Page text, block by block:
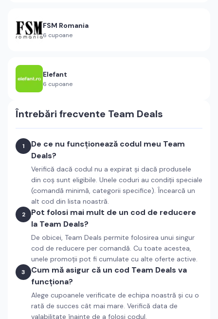
FSM Romania
6 cupoane
Elefant
6 cupoane
Întrebări frecvente Team Deals
1
De ce nu funcționează codul meu Team
Deals?
Verifică dacă codul nu a expirat și dacă produsele
din coș sunt eligibile. Unele coduri au condiții speciale
(comandă minimă, categorii specifice). Încearcă un
alt cod din lista noastră.
2
Pot folosi mai mult de un cod de reducere
la Team Deals?
De obicei, Team Deals permite folosirea unui singur
cod de reducere per comandă. Cu toate acestea,
unele promoții pot fi cumulate cu alte oferte active.
3
Cum mă asigur că un cod Team Deals va
funcționa?
Alege cupoanele verificate de echipa noastră și cu o
rată de succes cât mai mare. Verifică data de
valabilitate înainte de a folosi codul.